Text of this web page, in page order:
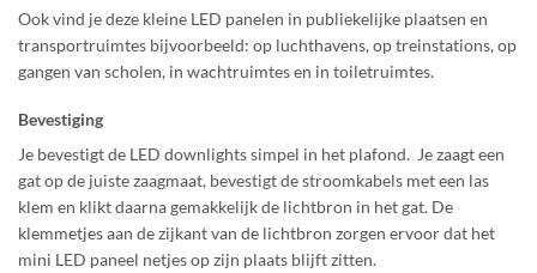
Ook vind je deze kleine LED panelen in publiekelijke plaatsen en
transportruimtes bijvoorbeeld: op luchthavens, op treinstations, op
gangen van scholen, in wachtruimtes en in toiletruimtes.
Bevestiging
Je bevestigt de LED downlights simpel in het plafond. Je zaagt een
gat op de juiste zaagmaat, bevestigt de stroomkabels met een las
klem en klikt daarna gemakkelijk de lichtbron in het gat. De
klemmetjes aan de zijkant van de lichtbron zorgen ervoor dat het
mini LED paneel netjes op zijn plaats blijft zitten.